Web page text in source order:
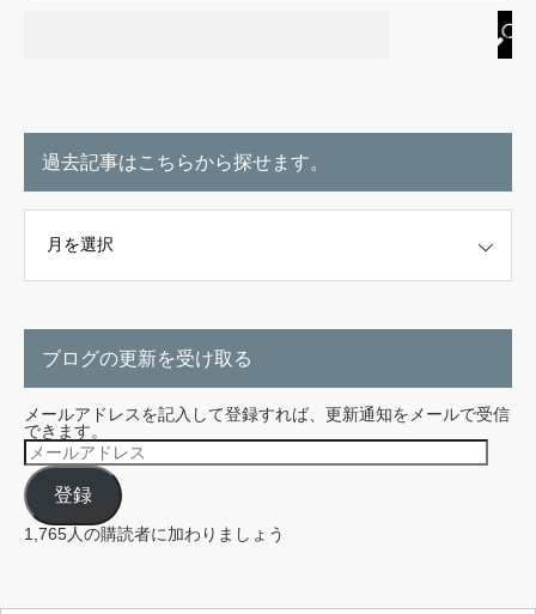
過去記事はこちらから探せます。
ブログの更新を受け取る
メールアドレスを記入して登録すれば、更新通知をメールで受信
できます。
メ
ー
ル
ア
ド
レ
ス
登録
1,765人の購読者に加わりましょう